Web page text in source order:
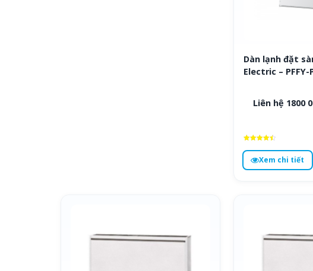
Dàn lạnh đặt
Electric – PFFY-
Liên hệ 1800
hạng
4.6
5 saoXem chi tiết